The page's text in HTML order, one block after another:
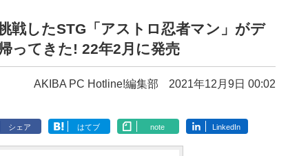
戦したSTG「アストロ忍者マン」がデ
ってきた! 22年2月に発売
AKIBA PC Hotline!編集部 2021年12月9日 00:02
シェア はてブ note LinkedIn